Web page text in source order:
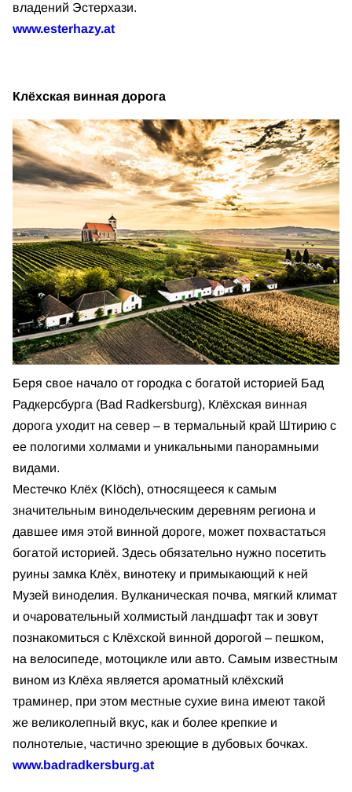
владений Эстерхази.
www.esterhazy.at
Клёхская винная дорога
Беря свое начало от городка с богатой историей Бад
Радкерсбурга (Bad Radkersburg), Клёхская винная
дорога уходит на север – в термальный край Штирию с
ее пологими холмами и уникальными панорамными
видами.
Местечко Клёх (Klöch), относящееся к самым
значительным винодельческим деревням региона и
давшее имя этой винной дороге, может похвастаться
богатой историей. Здесь обязательно нужно посетить
руины замка Клёх, винотеку и примыкающий к ней
Музей виноделия. Вулканическая почва, мягкий климат
и очаровательный холмистый ландшафт так и зовут
познакомиться с Клёхской винной дорогой – пешком,
на велосипеде, мотоцикле или авто. Самым известным
вином из Клёха является ароматный клёхский
траминер, при этом местные сухие вина имеют такой
же великолепный вкус, как и более крепкие и
полнотелые, частично зреющие в дубовых бочках.
www.badradkersburg.at